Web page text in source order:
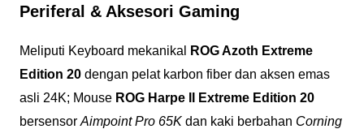
Periferal & Aksesori Gaming
Meliputi Keyboard mekanikal
ROG Azoth Extreme
Edition 20dengan pelat karbon fiber dan aksen emas
asli 24K; Mouse ROG Harpe II Extreme Edition 20
bersensor Aimpoint Pro 65Kdan kaki berbahan Corning